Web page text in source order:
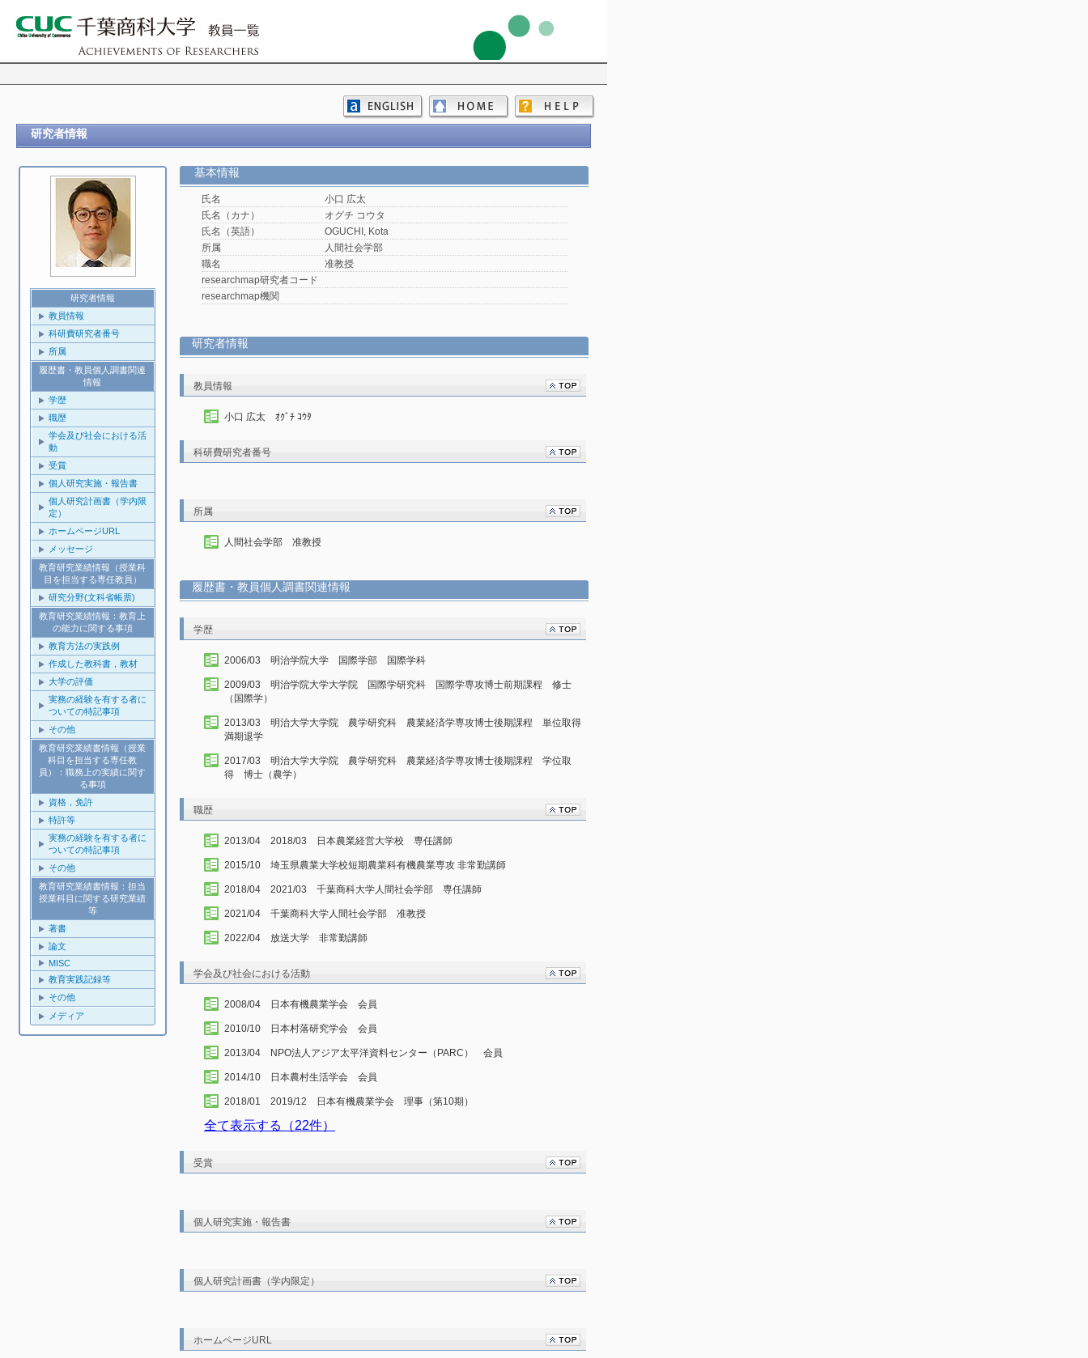
研究者情報
研究者情報
教員情報
科研費研究者番号
所属
履歴書・教員個人調書関連
情報
学歴
職歴
学会及び社会における活
動
受賞
個人研究実施・報告書
個人研究計画書（学内限
定）
ホームページURL
メッセージ
教育研究業績情報（授業科
目を担当する専任教員）
研究分野(文科省帳票)
教育研究業績情報：教育上
の能力に関する事項
教育方法の実践例
作成した教科書，教材
大学の評価
実務の経験を有する者に
ついての特記事項
その他
教育研究業績書情報（授業
科目を担当する専任教
員）：職務上の実績に関す
る事項
資格，免許
特許等
実務の経験を有する者に
ついての特記事項
その他
教育研究業績書情報：担当
授業科目に関する研究業績
等
著書
論文
MISC
教育実践記録等
その他
メディア
基本情報
氏名
小口 広太
氏名（カナ）
オグチ コウタ
氏名（英語）
OGUCHI, Kota
所属
人間社会学部
職名
准教授
researchmap研究者コード
researchmap機関
研究者情報
教員情報
小口 広太 ｵｸﾞﾁ ｺｳﾀ
科研費研究者番号
所属
人間社会学部 准教授
履歴書・教員個人調書関連情報
学歴
2006/03 明治学院大学 国際学部 国際学科
2009/03 明治学院大学大学院 国際学研究科 国際学専攻博士前期課程 修士
（国際学）
2013/03 明治大学大学院 農学研究科 農業経済学専攻博士後期課程 単位取得
満期退学
2017/03 明治大学大学院 農学研究科 農業経済学専攻博士後期課程 学位取
得 博士（農学）
職歴
2013/04 2018/03 日本農業経営大学校 専任講師
2015/10 埼玉県農業大学校短期農業科有機農業専攻 非常勤講師
2018/04 2021/03 千葉商科大学人間社会学部 専任講師
2021/04 千葉商科大学人間社会学部 准教授
2022/04 放送大学 非常勤講師
学会及び社会における活動
2008/04 日本有機農業学会 会員
2010/10 日本村落研究学会 会員
2013/04 NPO法人アジア太平洋資料センター（PARC） 会員
2014/10 日本農村生活学会 会員
2018/01 2019/12 日本有機農業学会 理事（第10期）
全て表示する（22件）
受賞
個人研究実施・報告書
個人研究計画書（学内限定）
ホームページURL